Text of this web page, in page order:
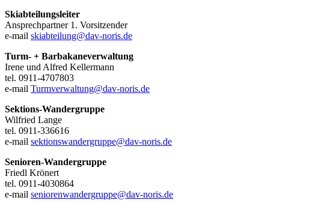
Skiabteilungsleiter
Ansprechpartner 1. Vorsitzender
e-mail skiabteilung@dav-noris.de
Turm- + Barbakaneverwaltung
Irene und Alfred Kellermann
tel. 0911-4707803
e-mail Turmverwaltung@dav-noris.de
Sektions-Wandergruppe
Wilfried Lange
tel. 0911-336616
e-mail sektionswandergruppe@dav-noris.de
Senioren-Wandergruppe
Friedl Krönert
tel. 0911-4030864
e-mail seniorenwandergruppe@dav-noris.de